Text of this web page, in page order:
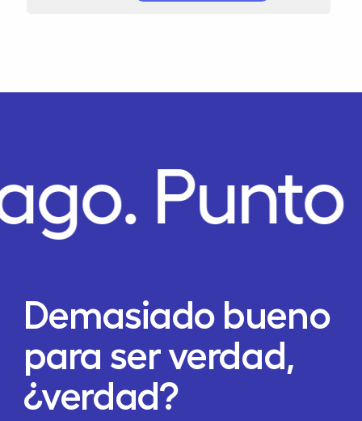
Demasiado bueno
para ser verdad,
¿verdad?